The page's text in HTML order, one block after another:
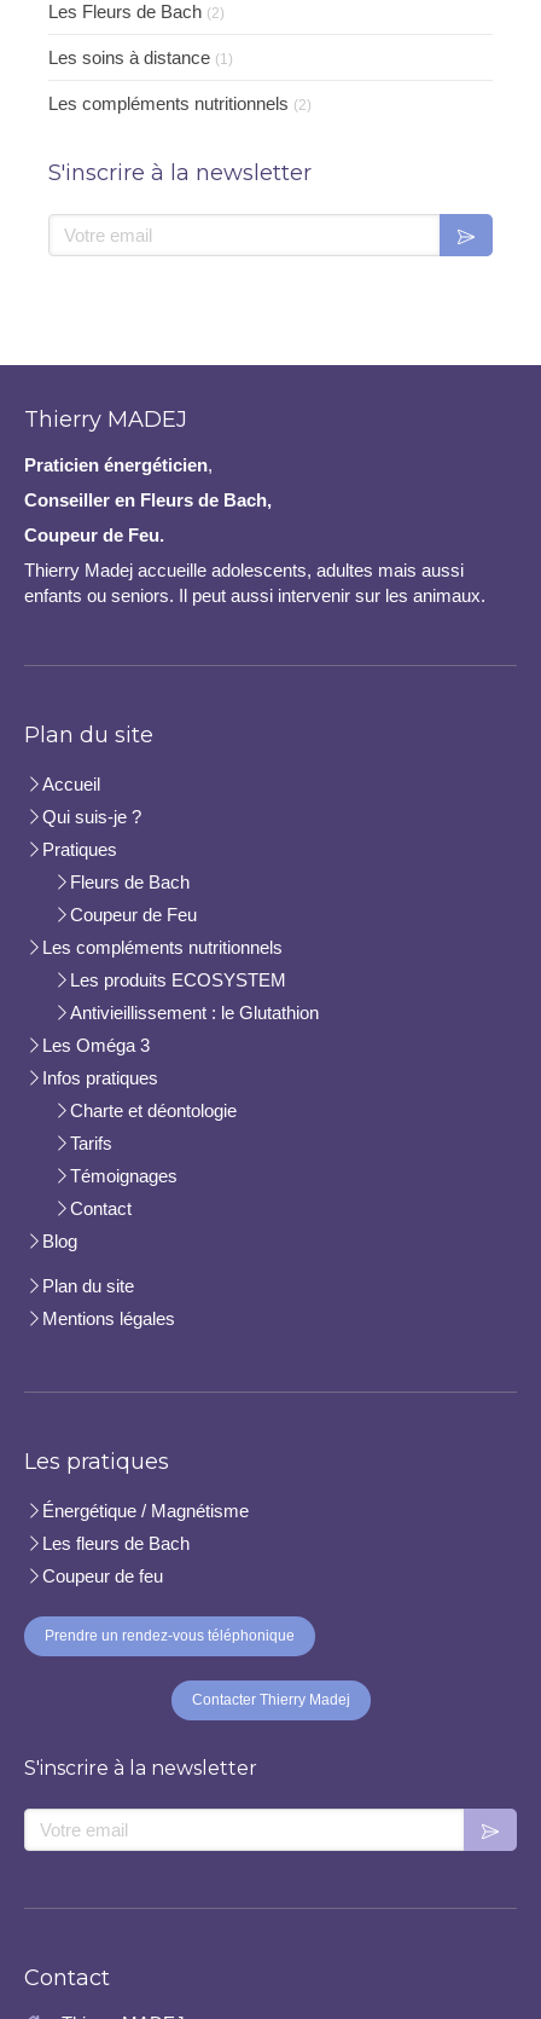
Les Fleurs de Bach (2)
Les soins à distance (1)
Les compléments nutritionnels (2)
S'inscrire à la newsletter
Votre email
Thierry MADEJ
Praticien énergéticien,
Conseiller en Fleurs de Bach,
Coupeur de Feu.
Thierry Madej accueille adolescents, adultes mais aussi
enfants ou seniors. Il peut aussi intervenir sur les animaux.
Plan du site
Accueil
Qui suis-je ?
Pratiques
Fleurs de Bach
Coupeur de Feu
Les compléments nutritionnels
Les produits ECOSYSTEM
Antivieillissement : le Glutathion
Les Oméga 3
Infos pratiques
Charte et déontologie
Tarifs
Témoignages
Contact
Blog
Plan du site
Mentions légales
Les pratiques
Énergétique / Magnétisme
Les fleurs de Bach
Coupeur de feu
Prendre un rendez-vous téléphonique
Contacter Thierry Madej
S'inscrire à la newsletter
Votre email
Contact